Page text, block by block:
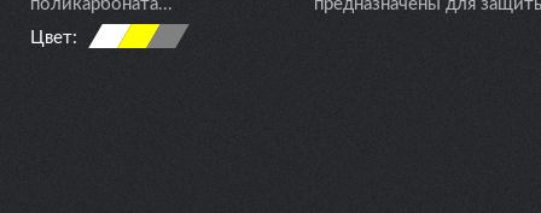
поликарбоната...
Цвет:
предназначены для